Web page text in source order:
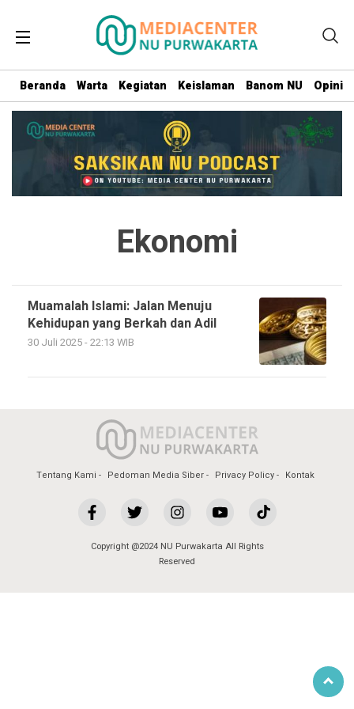
Beranda Warta Kegiatan Keislaman Banom NU Opini
Ekonomi
Muamalah Islami: Jalan Menuju
Kehidupan yang Berkah dan Adil
30 Juli 2025 - 22:13 WIB
Tentang Kami Pedoman Media Siber Privacy Policy Kontak
Copyright @2024 NU Purwakarta All Rights
Reserved